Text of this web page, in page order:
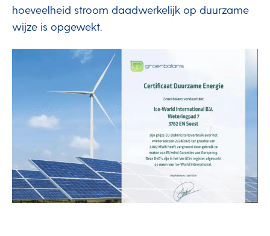
hoeveelheid stroom daadwerkelijk op duurzame
wijze is opgewekt.